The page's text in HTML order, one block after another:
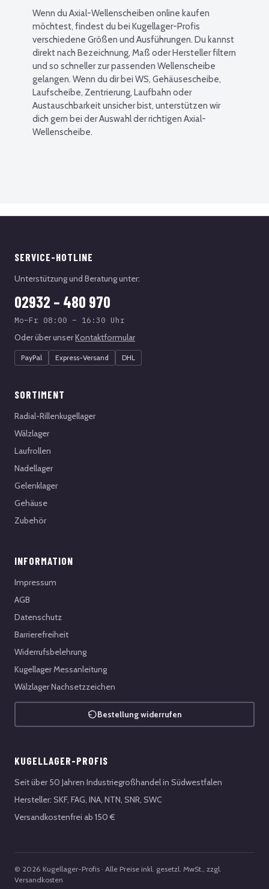
Wenn du Axial-Wellenscheiben online kaufen
möchtest, findest du bei Kugellager-Profis
verschiedene Größen und Ausführungen. Du kannst
direkt nach Bezeichnung, Maß oder Hersteller filtern
und so schneller zur passenden Wellenscheibe
gelangen. Wenn du dir bei WS, Gehäusescheibe,
Laufscheibe, Zentrierung, Laufbahn oder
Austauschbarkeit unsicher bist, unterstützen wir
dich gern bei der Auswahl der richtigen Axial-
Wellenscheibe.
SERVICE-HOTLINE
Unterstützung und Beratung unter:
02932 – 480 970
Mo–Fr 08:00 – 16:30 Uhr
Oder über unserKontaktformular
PayPal Express-Versand DHL
SORTIMENT
Radial-Rillenkugellager
Wälzlager
Laufrollen
Nadellager
Gelenklager
Gehäuse
Zubehör
INFORMATION
Impressum
AGB
Datenschutz
Barrierefreiheit
Widerrufsbelehrung
Kugellager Messanleitung
Wälzlager Nachsetzzeichen
Bestellung widerrufen
KUGELLAGER-PROFIS
Seit über 50 Jahren Industriegroßhandel in Südwestfalen
Hersteller: SKF, FAG, INA, NTN, SNR, SWC
Versandkostenfrei ab 150 €
© 2026 Kugellager-Profis · Alle Preise inkl. gesetzl. MwSt., zzgl.
Versandkosten